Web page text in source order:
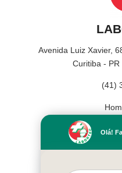
Avenida Luiz Xavier,
Curitiba -
(41)
Olá!